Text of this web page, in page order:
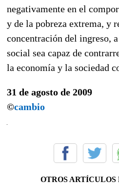
negativamente en el
y de la pobreza extrema, y
concentración del ingreso,
social sea capaz de
la economía y la sociedad
31 de agosto de 2009
©cambio
OTROS ARTÍCULOS